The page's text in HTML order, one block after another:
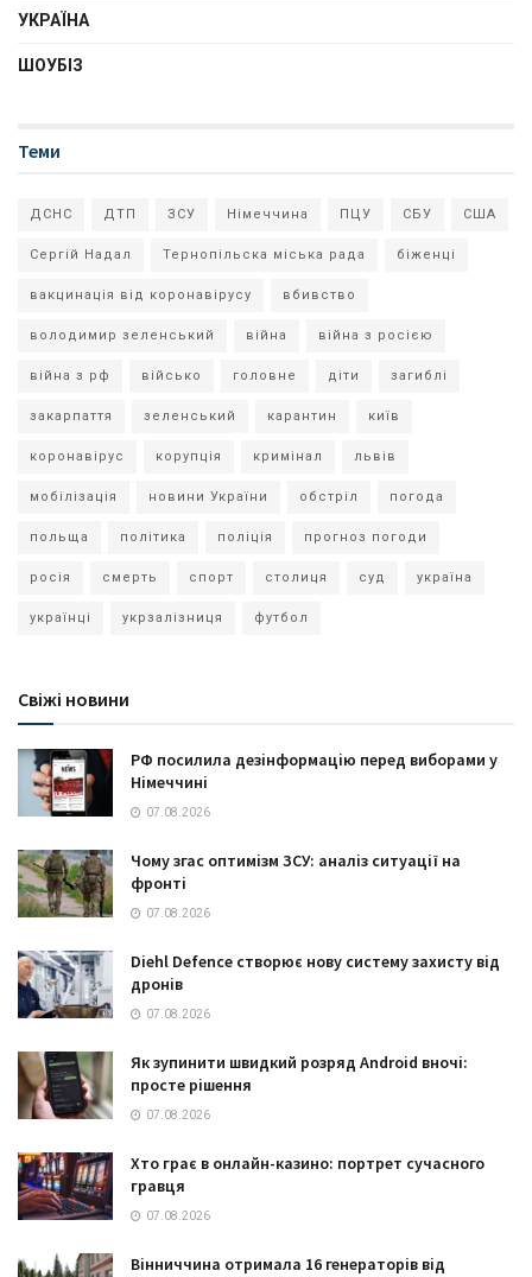
УКРАЇНА
ШОУБІЗ
Теми
ДСНС ДТП ЗСУ Німеччина ПЦУ СБУ США
Сергій Надал Тернопільска міська рада біженці
вакцинація від коронавірусу вбивство
володимир зеленський війна війна з росією
війна з рф військо головне діти загиблі
закарпаття зеленський карантин київ
коронавірус корупція кримінал львів
мобілізація новини України обстріл погода
польща політика поліція прогноз погоди
росія смерть спорт столиця суд україна
українці укрзалізниця футбол
Свіжі новини
РФ посилила дезінформацію перед виборами у
Німеччині
07.08.2026
Чому згас оптимізм ЗСУ: аналіз ситуації на
фронті
07.08.2026
Diehl Defence створює нову систему захисту від
дронів
07.08.2026
Як зупинити швидкий розряд Android вночі:
просте рішення
07.08.2026
Хто грає в онлайн-казино: портрет сучасного
гравця
07.08.2026
Вінниччина отримала 16 генераторів від